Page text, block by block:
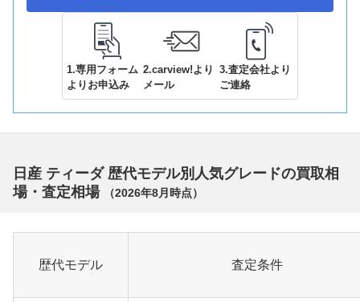
1.専用フォーム
よりお申込み
2.carview!より
メール
3.査定会社より
ご連絡
日産 ティーダ 歴代モデル別人気グレードの買取相
場・査定相場
（2026年8月 時点）
歴代モデル 査定条件